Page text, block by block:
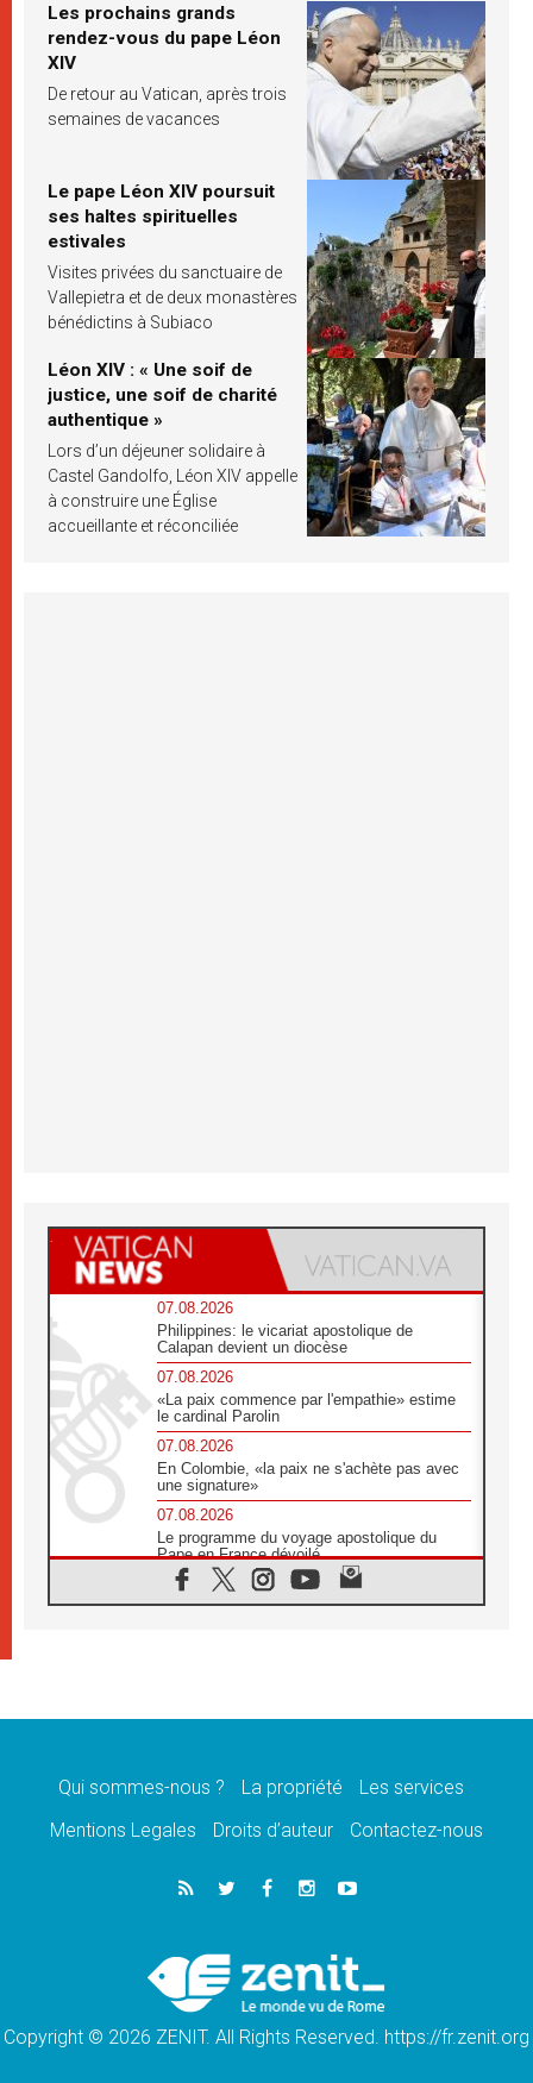
Les prochains grands
rendez-vous du pape Léon
XIV
De retour au Vatican, après trois
semaines de vacances
Le pape Léon XIV poursuit
ses haltes spirituelles
estivales
Visites privées du sanctuaire de
Vallepietra et de deux monastères
bénédictins à Subiaco
Léon XIV : « Une soif de
justice, une soif de charité
authentique »
Lors d’un déjeuner solidaire à
Castel Gandolfo, Léon XIV appelle
à construire une Église
accueillante et réconciliée
07.08.2026
Philippines: le vicariat apostolique de
Calapan devient un diocèse
07.08.2026
«La paix commence par l'empathie» estime
le cardinal Parolin
07.08.2026
En Colombie, «la paix ne s'achète pas avec
une signature»
07.08.2026
Le programme du voyage apostolique du
Pape en France dévoilé
07.08.2026
1ère Conférence continentale sur l'éducation
07.08.2026
07.08.2026
lancement des «dix jours de prière pour la
06.08.2026
Préparatifs des JMJ 2027 à Séoul: «c'est
Chrétiens et confucéens: respect et sagesse
pour relever les «défis urgents»
Qui sommes-nous ? La propriété
Les services
Mentions Legales
Droits d’auteur Contactez-nous
Copyright © 2026 ZENIT. All Rights Reserved. https://fr.zenit.org